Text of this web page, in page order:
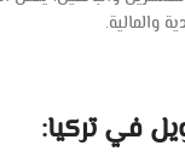
والمالية.
في تركيا: